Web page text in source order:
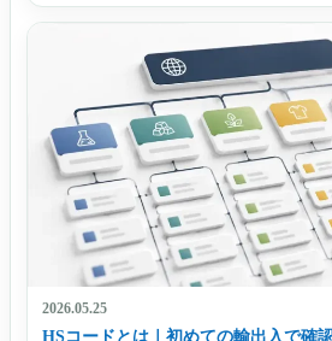
2026.05.25
HSコードとは｜初めての輸出入で確